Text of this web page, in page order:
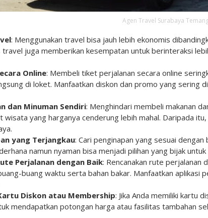
Agen Travel Surabaya
: Menggunakan travel bisa jauh lebih ekonomis
travel juga memberikan kesempatan untuk berinteraksi
Online: Membeli tiket perjalanan secara online
di loket. Manfaatkan diskon dan promo yang sering
dan Minuman Sendiri: Menghindari membeli makanan
yang harganya cenderung lebih mahal. Daripada
yang Terjangkau: Cari penginapan yang sesuai
namun nyaman bisa menjadi pilihan yang bijak
Perjalanan dengan Baik: Rencanakan rute perjalanan
buang waktu serta bahan bakar. Manfaatkan aplikasi
Diskon atau Membership: Jika Anda memiliki kartu
mendapatkan potongan harga atau fasilitas tambahan